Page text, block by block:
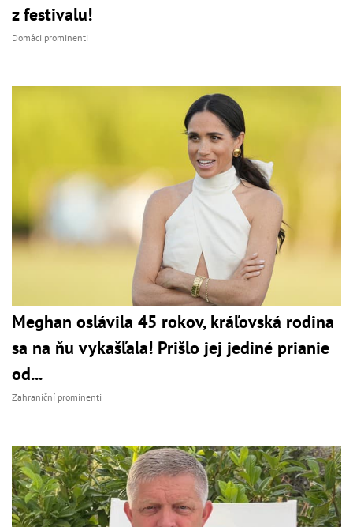
z festivalu!
Domáci prominenti
Meghan oslávila 45 rokov, kráľovská rodina
sa na ňu vykašľala! Prišlo jej jediné prianie
od...
Zahraniční prominenti